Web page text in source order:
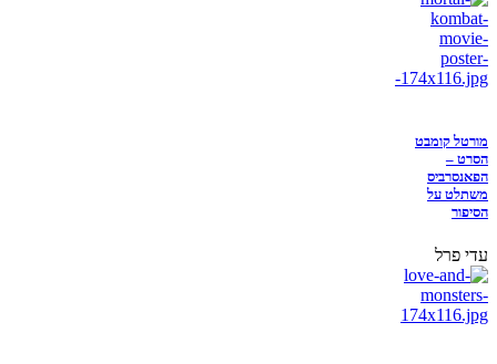
מורטל קומבט
הסרט –
הפאנסרביס
משתלט על
הסיפור
עדי פרל